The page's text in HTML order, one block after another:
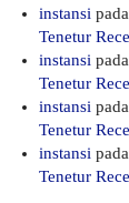
instansi pada
Tenetur
instansi pada
Tenetur
instansi pada
Tenetur
instansi pada
Tenetur